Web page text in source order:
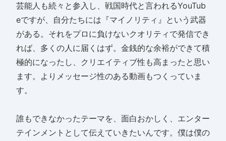
芸能人も続々と参入し、戦国時代と言われるYouTub
eですが、自分たちには『マイノリティ』という武器
がある。それをプロに負けないクオリティで発信でき
れば、多くの人に届くはず。金銭的な余裕ができて積
極的になったし、クリエイティブ性も高まったと思い
ます。よりメッセージ性のある動画もつくっていま
す。
誰もできなかったテーマを、面白おかしく、エンター
テインメントとして伝えていきたいんです。僕は僕の